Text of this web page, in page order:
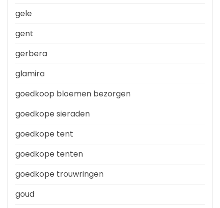
gele
gent
gerbera
glamira
goedkoop bloemen bezorgen
goedkope sieraden
goedkope tent
goedkope tenten
goedkope trouwringen
goud